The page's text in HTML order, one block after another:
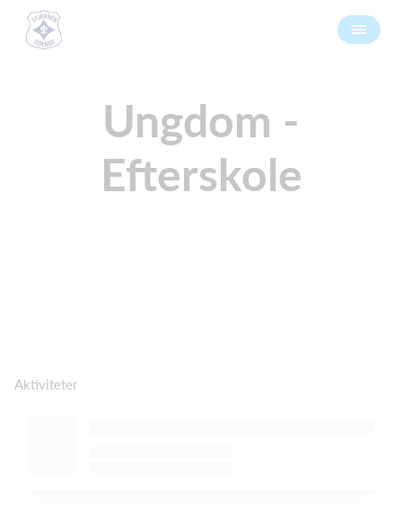
Ungdom -
Efterskole
Aktiviteter